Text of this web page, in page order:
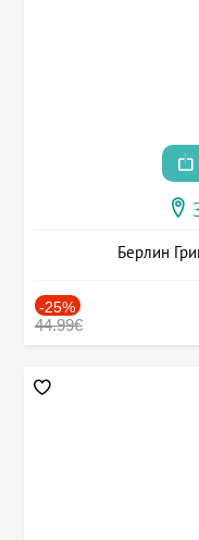
Берлин
-25%
44.99€